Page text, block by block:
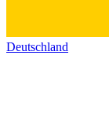
Deutschland